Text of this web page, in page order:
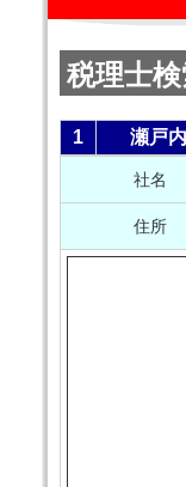
税理士
1 瀬戸
社名
住所